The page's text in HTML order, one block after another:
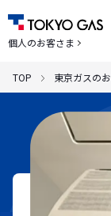
個人のお客さま
TOP 東京ガスの